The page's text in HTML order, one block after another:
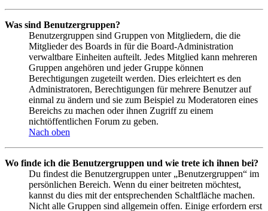
Was sind Benutzergruppen?
Benutzergruppen sind Gruppen von Mitgliedern, die die
Mitglieder des Boards in für die Board-Administration
verwaltbare Einheiten aufteilt. Jedes Mitglied kann mehreren
Gruppen angehören und jeder Gruppe können
Berechtigungen zugeteilt werden. Dies erleichtert es den
Administratoren, Berechtigungen für mehrere Benutzer auf
einmal zu ändern und sie zum Beispiel zu Moderatoren eines
Bereichs zu machen oder ihnen Zugriff zu einem
nichtöffentlichen Forum zu geben.
Nach oben
Wo finde ich die Benutzergruppen und wie trete ich ihnen bei?
Du findest die Benutzergruppen unter „Benutzergruppen“ im
persönlichen Bereich. Wenn du einer beitreten möchtest,
kannst du dies mit der entsprechenden Schaltfläche machen.
Nicht alle Gruppen sind allgemein offen. Einige erfordern erst